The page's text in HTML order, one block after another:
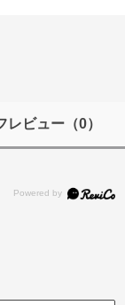
レビュー（0）